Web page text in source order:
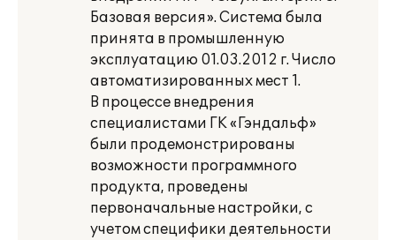
Базовая версия». Система была
принята в промышленную
эксплуатацию 01.03.2012 г. Число
автоматизированных мест 1.
В процессе внедрения
специалистами ГК «Гэндальф»
были продемонстрированы
возможности программного
продукта, проведены
первоначальные настройки, с
учетом специфики деятельности